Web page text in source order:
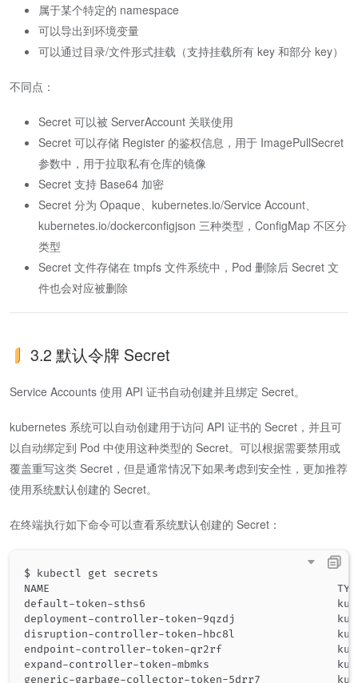
属于某个特定的 namespace
可以导出到环境变量
可以通过目录/文件形式挂载（支持挂载所有 key 和部分 key）
不同点：
Secret 可以被 ServerAccount 关联使用
Secret 可以存储 Register 的鉴权信息，用于 ImagePullSecret
参数中，用于拉取私有仓库的镜像
Secret 支持 Base64 加密
Secret 分为 Opaque、kubernetes.io/Service Account、
kubernetes.io/dockerconfigjson 三种类型，ConfigMap 不区分
类型
Secret 文件存储在 tmpfs 文件系统中，Pod 删除后 Secret 文
件也会对应被删除
3.2 默认令牌 Secret
Service Accounts 使用 API 证书自动创建并且绑定 Secret。
kubernetes 系统可以自动创建用于访问 API 证书的 Secret，并且可
以自动绑定到 Pod 中使用这种类型的 Secret。可以根据需要禁用或
覆盖重写这类 Secret，但是通常情况下如果考虑到安全性，更加推荐
使用系统默认创建的 Secret。
在终端执行如下命令可以查看系统默认创建的 Secret：
$ kubectl get secrets
NAME
default-token-sths6
deployment-controller-token-9qzdj
disruption-controller-token-hbc8l
endpoint-controller-token-qr2rf
expand-controller-token-mbmks
generic-garbage-collector-token-5drr7